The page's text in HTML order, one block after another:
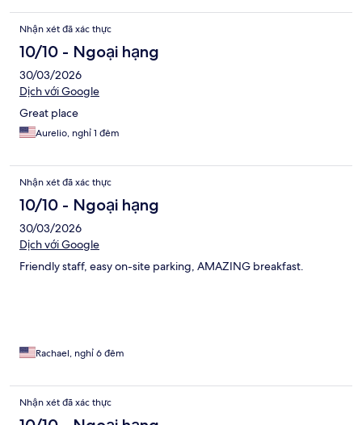
Nhận xét đã xác thực
10/10 - Ngoại hạng
30/03/2026
Dịch với Google
Great place
Aurelio, nghỉ 1 đêm
Nhận xét đã xác thực
10/10 - Ngoại hạng
30/03/2026
Dịch với Google
Friendly staff, easy on-site parking, AMAZING breakfast.
Rachael, nghỉ 6 đêm
Nhận xét đã xác thực